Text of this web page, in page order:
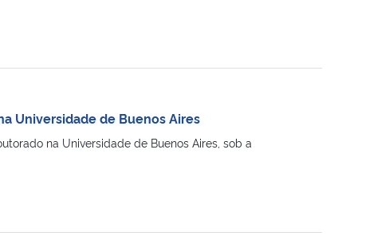
Universidade de Buenos Aires
na Universidade de Buenos Aires, sob a